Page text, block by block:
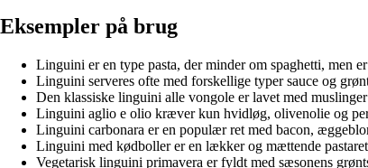
Eksempler på brug
Linguini er en type pasta, der minder om spaghetti, men
Linguini serveres ofte med forskellige typer sauce og
Den klassiske linguini alle vongole er lavet med
Linguini aglio e olio kræver kun hvidløg, olivenolie og
Linguini carbonara er en populær ret med bacon,
Linguini med kødboller er en lækker og mættende
Vegetarisk linguini primavera er fyldt med sæsonens